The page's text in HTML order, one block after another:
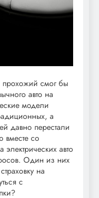
прохожий смог бы
авто на
модели
а
давно перестали
вместе со
авто
Один из них
на
с